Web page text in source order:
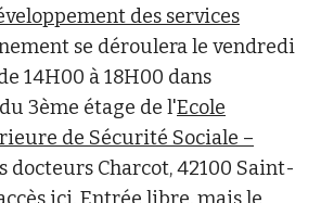
des services
se déroulera le vendredi
14H00 à 18H00 dans
3ème étage de l'Ecole
de Sécurité Sociale –
docteurs Charcot, 42100 Saint-